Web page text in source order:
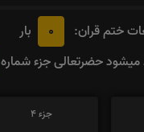
ختم قران: 0
بار
حضرتعالی جزء شماره
جزء 4